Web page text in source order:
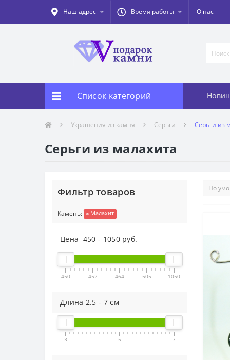
Наш адрес Время работы О нас
Список категорий
Украшения из камня Серьги Серьги из
Серьги из малахита
Фильтр товаров
Камень: Малахит
Цена 450 - 1050руб.
450 452 464 505 1050
Длина 2.5 - 7см
3 5 7